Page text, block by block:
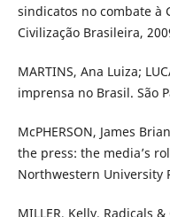
sindicatos no combate à
Civilização Brasileira,
MARTINS, Ana Luiza;
imprensa no Brasil. São
McPHERSON, James
the press: the media’s
Northwestern University
MILLER, Kelly. Radicals